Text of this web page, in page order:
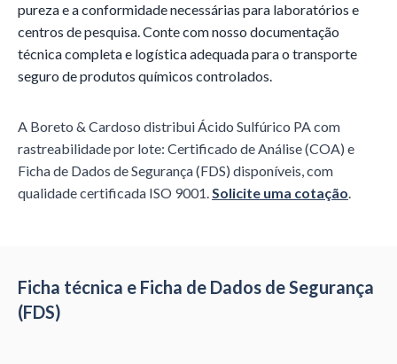
pureza e a conformidade necessárias para laboratórios e
centros de pesquisa. Conte com nosso documentação
técnica completa e logística adequada para o transporte
seguro de produtos químicos controlados.
A Boreto & Cardoso distribuiÁcido Sulfúrico PAcom
rastreabilidade por lote: Certificado de Análise (COA) e
Ficha de Dados de Segurança (FDS) disponíveis, com
qualidade certificada ISO 9001.Solicite uma cotação.
Ficha técnica e Ficha de Dados de Segurança
(FDS)